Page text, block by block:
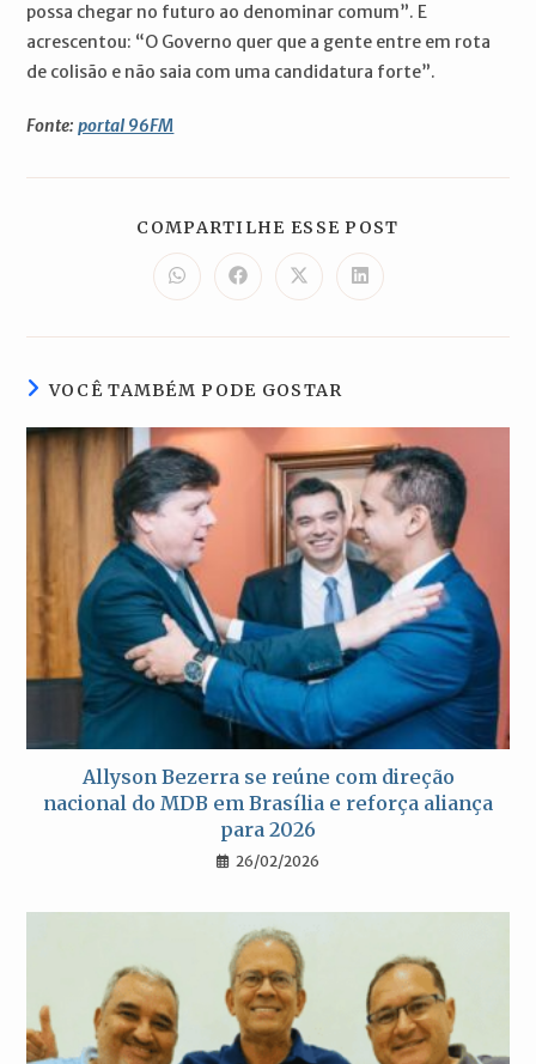
possa chegar no futuro ao denominar comum”. E
acrescentou: “O Governo quer que a gente entre em rota
de colisão e não saia com uma candidatura forte”.
Fonte:portal 96FM
COMPARTILHE ESSE POST
Abre
em
nova
Abre
em
nova
Abre
em
nova
Abre
em
nova
VOCÊ TAMBÉM PODE GOSTAR
Allyson Bezerra se reúne com direção
nacional do MDB em Brasília e reforça aliança
para 2026
26/02/2026